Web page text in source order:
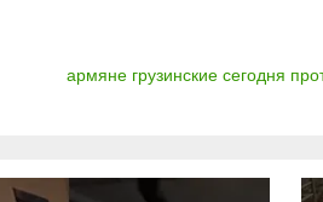
армяне грузинские сегодня